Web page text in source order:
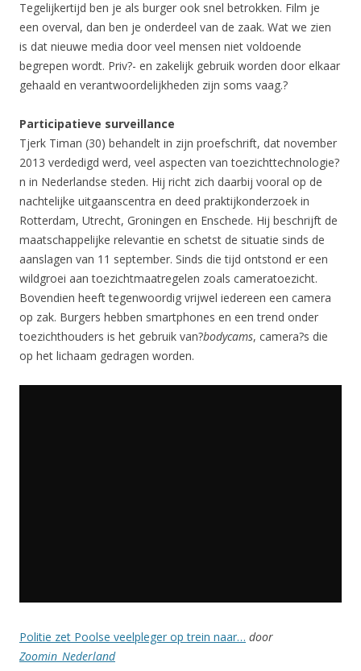
Tegelijkertijd ben je als burger ook snel betrokken. Film je
een overval, dan ben je onderdeel van de zaak. Wat we zien
is dat nieuwe media door veel mensen niet voldoende
begrepen wordt. Priv?- en zakelijk gebruik worden door elkaar
gehaald en verantwoordelijkheden zijn soms vaag.?
Participatieve surveillance
Tjerk Timan (30) behandelt in zijn proefschrift, dat november
2013 verdedigd werd, veel aspecten van toezichttechnologie?
n in Nederlandse steden. Hij richt zich daarbij vooral op de
nachtelijke uitgaanscentra en deed praktijkonderzoek in
Rotterdam, Utrecht, Groningen en Enschede. Hij beschrijft de
maatschappelijke relevantie en schetst de situatie sinds de
aanslagen van 11 september. Sinds die tijd ontstond er een
wildgroei aan toezichtmaatregelen zoals cameratoezicht.
Bovendien heeft tegenwoordig vrijwel iedereen een camera
op zak. Burgers hebben smartphones en een trend onder
toezichthouders is het gebruik van?bodycams, camera?s die
op het lichaam gedragen worden.
Politie zet Poolse veelpleger op trein naar… door
Zoomin_Nederland